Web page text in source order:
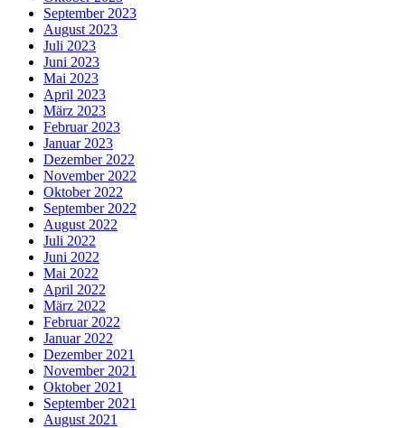
September 2023
August 2023
Juli 2023
Juni 2023
Mai 2023
April 2023
März 2023
Februar 2023
Januar 2023
Dezember 2022
November 2022
Oktober 2022
September 2022
August 2022
Juli 2022
Juni 2022
Mai 2022
April 2022
März 2022
Februar 2022
Januar 2022
Dezember 2021
November 2021
Oktober 2021
September 2021
August 2021